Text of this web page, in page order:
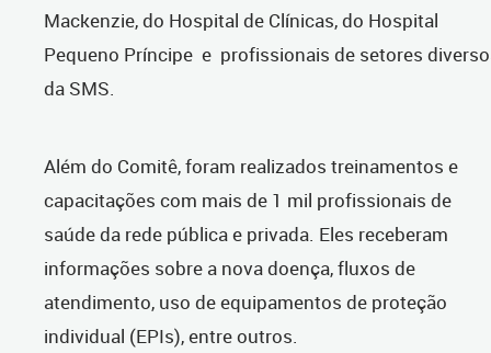
Mackenzie, do Hospital de Clínicas, do Hospital
Pequeno Príncipe e profissionais de setores
da SMS.
Além do Comitê, foram realizados treinamentos e
capacitações com mais de 1 mil profissionais de
saúde da rede pública e privada. Eles receberam
informações sobre a nova doença, fluxos de
atendimento, uso de equipamentos de proteção
individual (EPIs), entre outros.